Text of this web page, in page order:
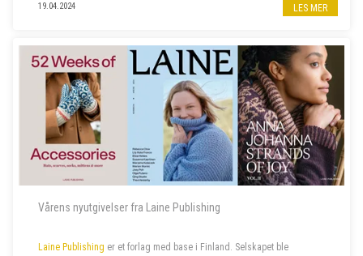
19.04.2024 LES MER
Vårens nyutgivelser fra Laine Publishing
Laine Publishing er et forlag med base i Finland. Selskapet ble